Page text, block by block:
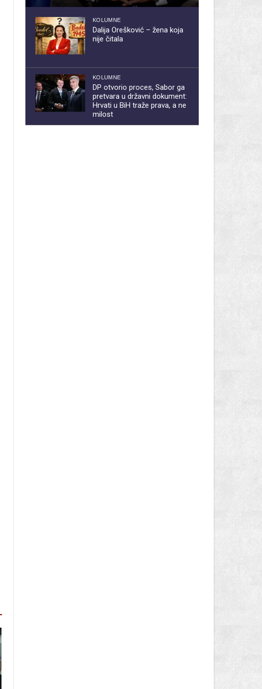
KOLUMNE
Dalija Orešković – žena koja
nije čitala
KOLUMNE
DP otvorio proces, Sabor ga
pretvara u državni dokument:
Hrvati u BiH traže prava, a ne
milost